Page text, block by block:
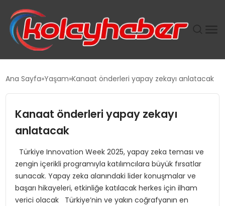
GÜCÜNÜBÜYÜTÜYOR
TANYER YAPI ZEMIN MÜHENDISLIĞINDE HEDEF
BÜYÜTTÜ
TOROSLAR’DA PAZAR GERGİNLİĞİ!
Ana Sayfa Yaşam Kanaat önderleri yapay zekayı anlatacak
Kanaat önderleri yapay zekayı
anlatacak
Türkiye Innovation Week 2025, yapay zeka teması ve
zengin içerikli programıyla katılımcılara büyük fırsatlar
sunacak. Yapay zeka alanındaki lider konuşmalar ve
başarı hikayeleri, etkinliğe katılacak herkes için ilham
verici olacak Türkiye’nin ve yakın coğrafyanın en